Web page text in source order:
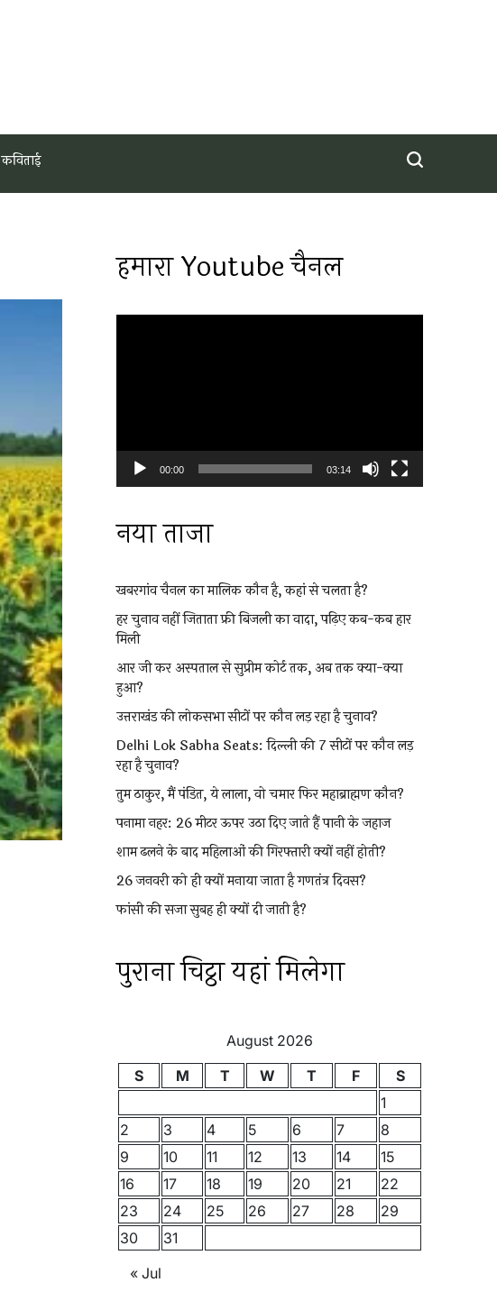
कविताई
हमारा Youtube चैनल
00:00 03:14
नया ताजा
खबरगांव चैनल का मालिक कौन है, कहां से चलता है?
हर चुनाव नहीं जिताता फ्री बिजली का वादा, पढ़िए कब-कब हार
मिली
आर जी कर अस्पताल से सुप्रीम कोर्ट तक, अब तक क्या-क्या
हुआ?
उत्तराखंड की लोकसभा सीटों पर कौन लड़ रहा है चुनाव?
Delhi Lok Sabha Seats: दिल्ली की 7 सीटों पर कौन लड़
रहा है चुनाव?
तुम ठाकुर, मैं पंडित, ये लाला, वो चमार फिर महाब्राह्मण कौन?
पनामा नहर: 26 मीटर ऊपर उठा दिए जाते हैं पानी के जहाज
शाम ढलने के बाद महिलाओं की गिरफ्तारी क्यों नहीं होती?
26 जनवरी को ही क्यों मनाया जाता है गणतंत्र दिवस?
फांसी की सजा सुबह ही क्यों दी जाती है?
पुराना चिट्ठा यहां मिलेगा
August 2026
S
M T W T F
S
1
2
3 4 5 6 7
8
9
10 11 12 13 14
15
16
17 18 19 20 21
22
23
24 25 26 27 28
29
30
31
« Jul